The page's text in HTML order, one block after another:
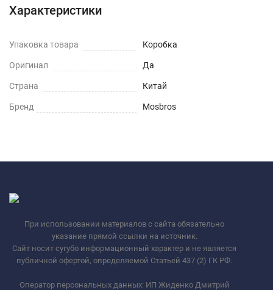
Характеристики
Упаковка товара Коробка
Оригинал Да
Страна Китай
Бренд Mosbros
При использовании материалов с сайта обязательно
указание прямой ссылки на источник.
Сайт носит сугубо информационный характер и не является
публичной офертой, определяемой Статьей 437 (2) ГК РФ.
Оператор персональных данных: ИП Жиденко Дмитрий